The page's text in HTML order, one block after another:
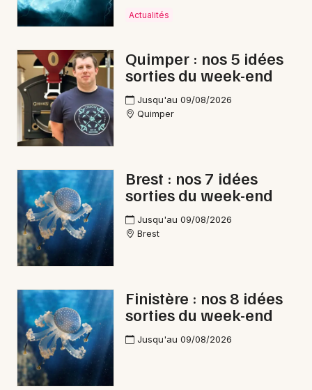
Newsletter des sorties
Artistes en tournée
Actus dans le Finistère
Magazine dans le Finistère
29 - Finistère
Choisir mes départements
Mon email
Actualités
Quimper : nos 5 idées
sorties du week-end
Jusqu'au 09/08/2026
Quimper
Brest : nos 7 idées
sorties du week-end
Jusqu'au 09/08/2026
Brest
Finistère : nos 8 idées
sorties du week-end
Jusqu'au 09/08/2026